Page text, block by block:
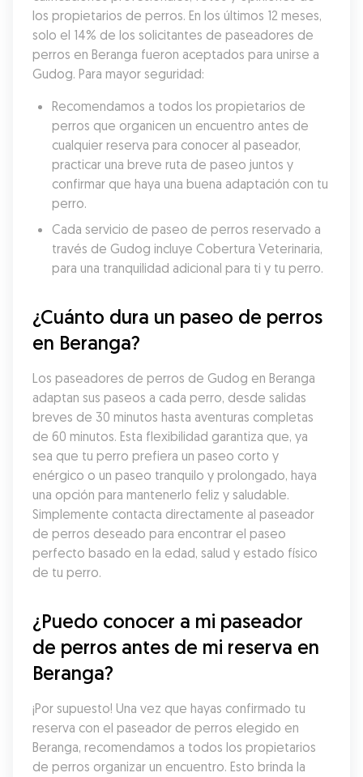
los propietarios de perros. En los últimos 12 meses,
solo el 14% de los solicitantes de paseadores de
perros en Beranga fueron aceptados para unirse a
Gudog. Para mayor seguridad:
Recomendamos a todos los propietarios de
perros que organicen un encuentro antes de
cualquier reserva para conocer al paseador,
practicar una breve ruta de paseo juntos y
confirmar que haya una buena adaptación con tu
perro.
Cada servicio de paseo de perros reservado a
través de Gudog incluye Cobertura Veterinaria,
para una tranquilidad adicional para ti y tu perro.
¿Cuánto dura un paseo de perros
en Beranga?
Los paseadores de perros de Gudog en Beranga
adaptan sus paseos a cada perro, desde salidas
breves de 30 minutos hasta aventuras completas
de 60 minutos. Esta flexibilidad garantiza que, ya
sea que tu perro prefiera un paseo corto y
enérgico o un paseo tranquilo y prolongado, haya
una opción para mantenerlo feliz y saludable.
Simplemente contacta directamente al paseador
de perros deseado para encontrar el paseo
perfecto basado en la edad, salud y estado físico
de tu perro.
¿Puedo conocer a mi paseador
de perros antes de mi reserva en
Beranga?
¡Por supuesto! Una vez que hayas confirmado tu
reserva con el paseador de perros elegido en
Beranga, recomendamos a todos los propietarios
de perros organizar un encuentro. Esto brinda la